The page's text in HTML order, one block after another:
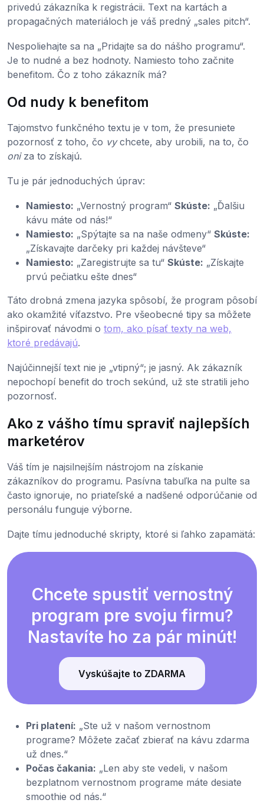
privedú zákazníka k registrácii. Text na kartách a
propagačných materiáloch je váš predný „sales pitch“.
Nespoliehajte sa na „Pridajte sa do nášho programu“.
Je to nudné a bez hodnoty. Namiesto toho začnite
benefitom. Čo z toho zákazník má?
Od nudy k benefitom
Tajomstvo funkčného textu je v tom, že presuniete
pozornosť z toho, čo vychcete, aby urobili, na to, čo
oniza to získajú.
Tu je pár jednoduchých úprav:
Namiesto: „Vernostný program“ Skúste: „Ďalšiu
kávu máte od nás!“
Namiesto: „Spýtajte sa na naše odmeny“ Skúste:
„Získavajte darčeky pri každej návšteve“
Namiesto: „Zaregistrujte sa tu“ Skúste: „Získajte
prvú pečiatku ešte dnes“
Táto drobná zmena jazyka spôsobí, že program pôsobí
ako okamžité víťazstvo. Pre všeobecné tipy sa môžete
inšpirovať návodmi o tom, ako písať texty na web,
ktoré predávajú.
Najúčinnejší text nie je „vtipný“; je jasný. Ak zákazník
nepochopí benefit do troch sekúnd, už ste stratili jeho
pozornosť.
Ako z vášho tímu spraviť najlepších
marketérov
Váš tím je najsilnejším nástrojom na získanie
zákazníkov do programu. Pasívna tabuľka na pulte sa
často ignoruje, no priateľské a nadšené odporúčanie od
personálu funguje výborne.
Dajte tímu jednoduché skripty, ktoré si ľahko zapamätá:
Chcete spustiť vernostný
program pre svoju firmu?
Nastavíte ho za pár minút!
Vyskúšajte to ZDARMA
Pri platení: „Ste už v našom vernostnom
programe? Môžete začať zbierať na kávu zdarma
už dnes.“
Počas čakania: „Len aby ste vedeli, v našom
bezplatnom vernostnom programe máte desiate
smoothie od nás.“